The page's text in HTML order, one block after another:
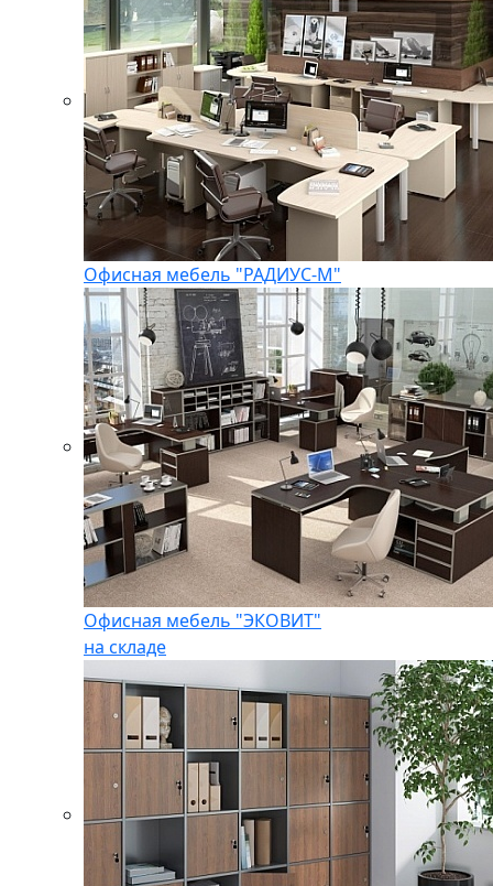
Офисная мебель "РАДИУС-М"
Офисная мебель "ЭКОВИТ"
на складе